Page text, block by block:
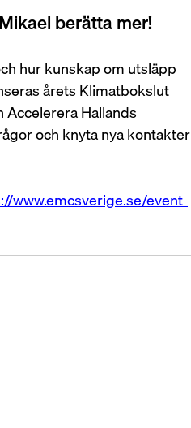
berätta mer!
hur kunskap om utsläpp
årets Klimatbokslut
Hallands
och knyta nya kontakter
www.emcsverige.se/event-